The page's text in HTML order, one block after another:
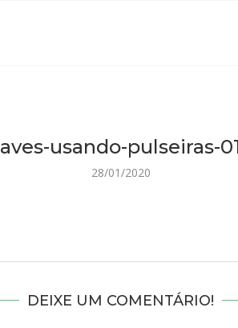
aves-usando-pulseiras-
28/01/2020
DEIXE UM COMENTÁRIO!